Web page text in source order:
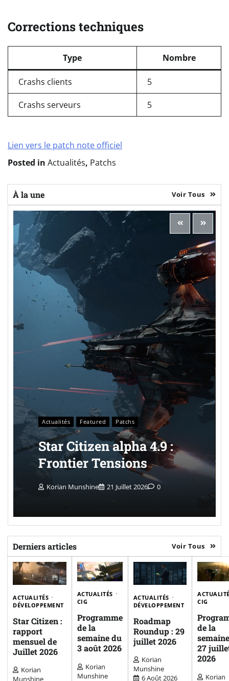
Corrections techniques
Type Nombre
Crashs clients 5
Crashs serveurs 5
Lien vers le patch note officiel
Posted in Actualités, Patchs
À la une Voir Tous
Actualités Featured Patchs
Star Citizen alpha 4.9 :
Frontier Tensions
Korian Munshine 21 Juillet 2026 0
Derniers articles Voir Tous
ACTUALITÉS
DÉVELOPPEMENT
Star Citizen :
rapport
mensuel de
Juillet 2026
Korian
Munshine
ACTUALITÉS
CIG
Programme
de la
semaine du
3 août 2026
Korian
Munshine
ACTUALITÉS
DÉVELOPPEMENT
Roadmap
Roundup : 29
juillet 2026
Korian
Munshine
6 Août 2026
CIG
de la
27
2026
Korian